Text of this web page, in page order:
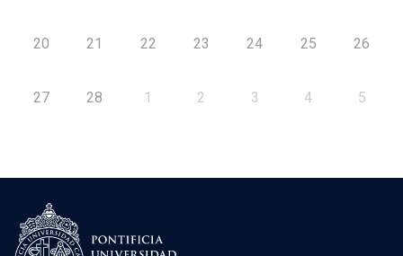
20 21 22 23 24 25 26
27 28 1 2 3 4 5